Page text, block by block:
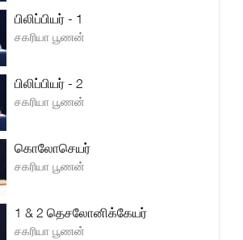
பிலிப்பியர் - 1
சகரியா பூணன்
பிலிப்பியர் - 2
சகரியா பூணன்
கொலோசெயர்
சகரியா பூணன்
1 & 2 தெசலோனிக்கேயர்
சகரியா பூணன்